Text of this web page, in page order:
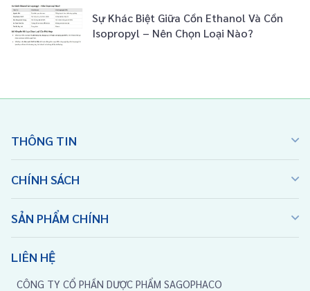
Sự Khác Biệt Giữa Cồn Ethanol Và Cồn
Isopropyl – Nên Chọn Loại Nào?
THÔNG TIN
CHÍNH SÁCH
SẢN PHẨM CHÍNH
LIÊN HỆ
CÔNG TY CỔ PHẦN DƯỢC PHẨM SAGOPHACO